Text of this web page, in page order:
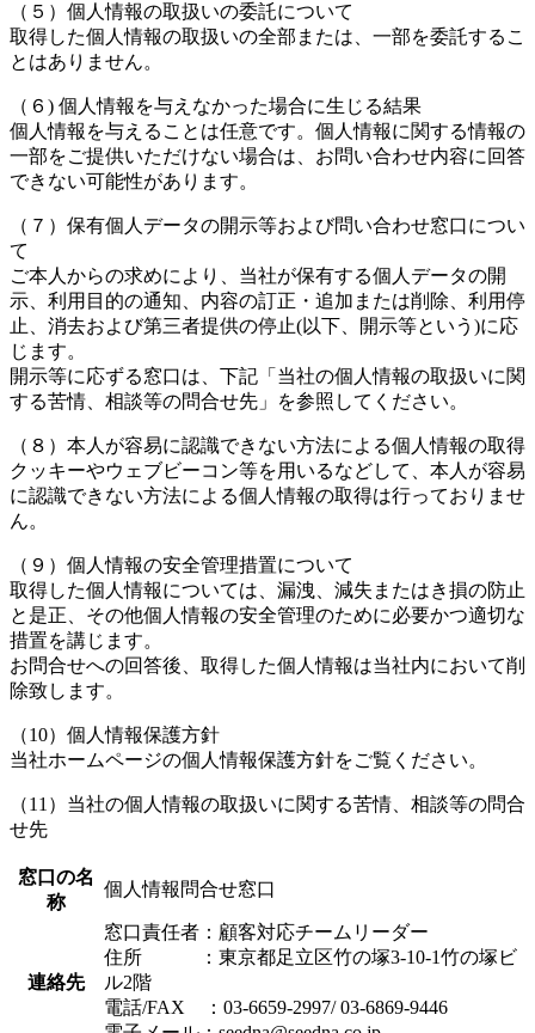
（５）個人情報の取扱いの委託について
取得した個人情報の取扱いの全部または、一部を委託するこ
とはありません。
（６) 個人情報を与えなかった場合に生じる結果
個人情報を与えることは任意です。個人情報に関する情報の
一部をご提供いただけない場合は、お問い合わせ内容に回答
できない可能性があります。
（７）保有個人データの開示等および問い合わせ窓口につい
て
ご本人からの求めにより、当社が保有する個人データの開
示、利用目的の通知、内容の訂正・追加または削除、利用停
止、消去および第三者提供の停止(以下、開示等という)に応
じます。
開示等に応ずる窓口は、下記「当社の個人情報の取扱いに関
する苦情、相談等の問合せ先」を参照してください。
（８）本人が容易に認識できない方法による個人情報の取得
クッキーやウェブビーコン等を用いるなどして、本人が容易
に認識できない方法による個人情報の取得は行っておりませ
ん。
（９）個人情報の安全管理措置について
取得した個人情報については、漏洩、減失またはき損の防止
と是正、その他個人情報の安全管理のために必要かつ適切な
措置を講じます。
お問合せへの回答後、取得した個人情報は当社内において削
除致します。
（10）個人情報保護方針
当社ホームページの個人情報保護方針をご覧ください。
（11）当社の個人情報の取扱いに関する苦情、相談等の問合
せ先
窓口の名
称
個人情報問合せ窓口
連絡先
窓口責任者：顧客対応チームリーダー
住所 ：東京都足立区竹の塚3-10-1竹の塚ビ
ル2階
電話/FAX ：03-6659-2997/ 03-6869-9446